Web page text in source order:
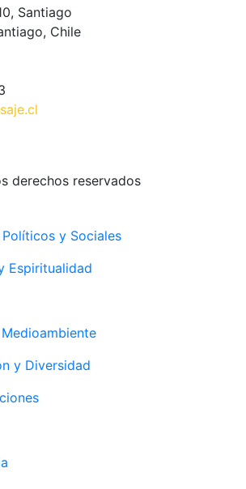
Santiago
Chile
derechos reservados
y Sociales
Espiritualidad
y Diversidad